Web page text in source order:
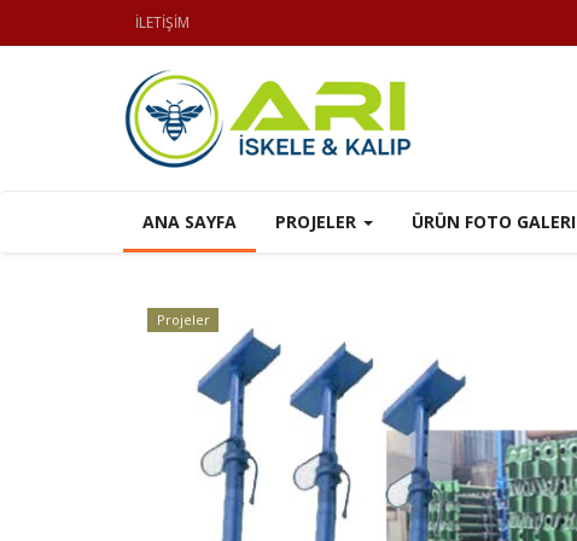
İLETİŞİM
ANA SAYFA PROJELER ÜRÜN FOTO GALERI
Projeler